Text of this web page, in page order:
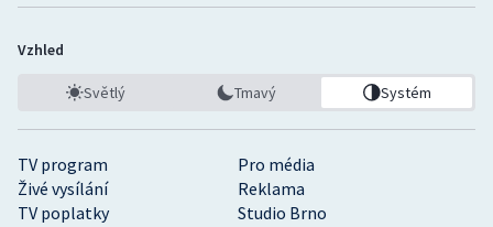
TV program
Pro média
Živé vysílání
Reklama
TV poplatky
Studio Brno
Vzhled
Světlý Tmavý Systém